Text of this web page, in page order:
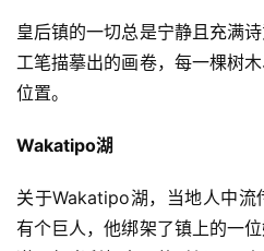
皇后镇的一切总是宁静且充满
工笔描摹出的画卷，每一棵树
位置。
Wakatipo湖
关于Wakatipo湖，当地人中流
有个巨人，他绑架了镇上的一